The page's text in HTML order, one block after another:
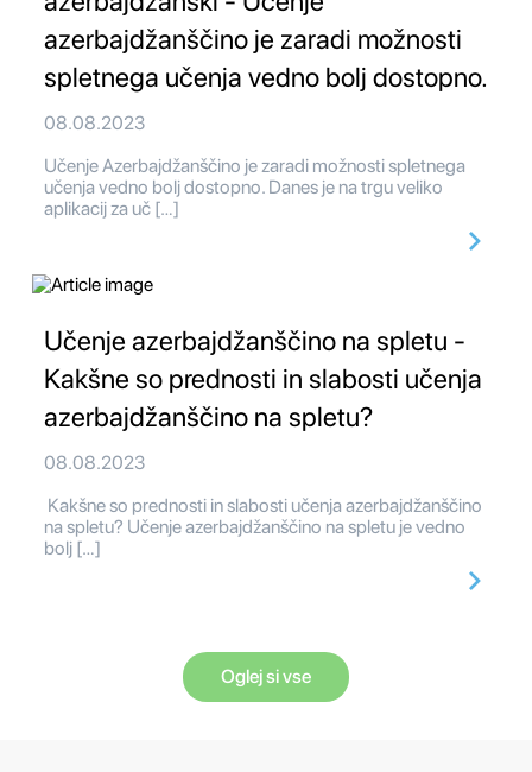
azerbajdžanščino je zaradi možnosti
spletnega učenja vedno bolj dostopno.
08.08.2023
Učenje Azerbajdžanščino je zaradi možnosti spletnega
učenja vedno bolj dostopno. Danes je na trgu veliko
aplikacij za uč […]
Učenje azerbajdžanščino na spletu -
Kakšne so prednosti in slabosti učenja
azerbajdžanščino na spletu?
08.08.2023
Kakšne so prednosti in slabosti učenja azerbajdžanščino
na spletu? Učenje azerbajdžanščino na spletu je vedno
bolj […]
Oglej si vse